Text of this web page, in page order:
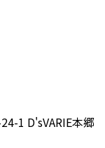
1 D'sVARIE本郷